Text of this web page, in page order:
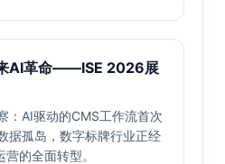
AI革命——ISE 2026展
：AI驱动的CMS工作流首次
据孤岛，数字标牌行业正经
的全面转型。